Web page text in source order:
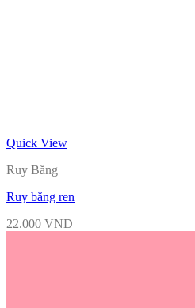
Quick View
Ruy Băng
Ruy băng ren
22.000 VND